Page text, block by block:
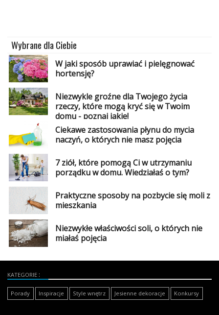
Wybrane dla Ciebie
W jaki sposób uprawiać i pielęgnować
hortensję?
Niezwykle groźne dla Twojego życia
rzeczy, które mogą kryć się w Twoim
domu - poznaj jakie!
Ciekawe zastosowania płynu do mycia
naczyń, o których nie masz pojęcia
7 ziół, które pomogą Ci w utrzymaniu
porządku w domu. Wiedziałaś o tym?
Praktyczne sposoby na pozbycie się moli z
mieszkania
Niezwykłe właściwości soli, o których nie
miałaś pojęcia
KATEGORIE
Porady Inspiracje Style wnętrz Jesienne dekoracje Konkursy